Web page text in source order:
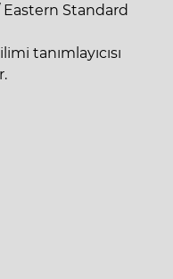
Eastern Standard
tanımlayıcısı